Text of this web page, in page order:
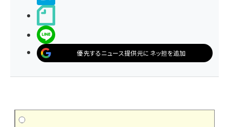
優先するニュース提供元にネッ担を追加